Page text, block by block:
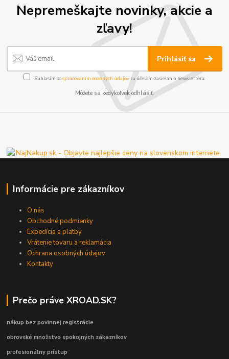
Nepremeškajte novinky, akcie a
zľavy!
Prihlásiť sa
Súhlasím sospracovaním osobných údajov za účelom zasielania newslettera.
Môžete sa kedykoľvek odhlásiť.
Informácie pre zákazníkov
O nás
Obchodné podmienky
Expedícia a platby
Vrátenie tovaru a reklamácia
Ochrana osobných údajov
Kontakty
Prečo práve XROAD.SK?
nákup bez povinnej registrácie
obrovské množstvo spokojných zákazníkov
profesionálny prístup